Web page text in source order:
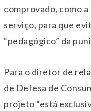
comprovado, como a
serviço, para que
“pedagógico” da
Para o diretor de
de Defesa de
projeto “está